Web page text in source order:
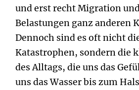
und erst recht Migration
Belastungen ganz anderen
Dennoch sind es oft nicht
Katastrophen, sondern die
des Alltags, die uns das
uns das Wasser bis zum